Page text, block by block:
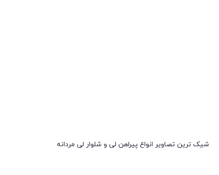
شیک ترین تصاویر انواع پیراهن لی و شلوار لی مردانه